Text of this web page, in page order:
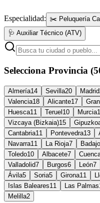
Especialidad: ✂️ Peluquería
🩺 Auxiliar Técnico (ATV)
Selecciona Provincia
Almería14 Sevilla20 Madrid
Valencia18 Alicante17
Huesca11 Teruel 10 Murcia
Vizcaya (Bizkaia)15
Cantabria11 Pontevedra13
Navarra11 La Rioja7
Toledo10 Albacete7
Valladolid7 Burgos6 León7
Ávila5 Soria5 Girona11
Islas Baleares11 Las Palmas
Melilla2